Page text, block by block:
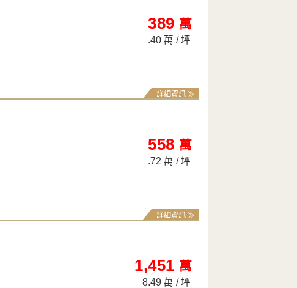
389 萬
.40 萬 / 坪
詳細資訊
558 萬
.72 萬 / 坪
詳細資訊
1,451 萬
8.49 萬 / 坪